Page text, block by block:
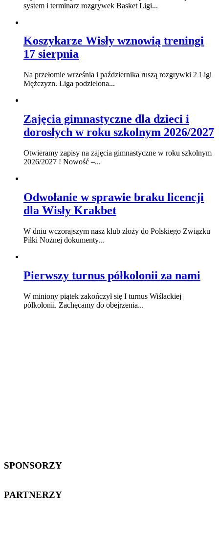
system i terminarz rozgrywek Basket Ligi...
Koszykarze Wisły wznowią treningi
17 sierpnia
Na przełomie września i października ruszą rozgrywki 2 Ligi
Mężczyzn. Liga podzielona...
Zajęcia gimnastyczne dla dzieci i
dorosłych w roku szkolnym 2026/2027
Otwieramy zapisy na zajęcia gimnastyczne w roku szkolnym
2026/2027 ! Nowość –...
Odwołanie w sprawie braku licencji
dla Wisły Krakbet
W dniu wczorajszym nasz klub złoży do Polskiego Związku
Piłki Nożnej dokumenty...
Pierwszy turnus półkolonii za nami
W miniony piątek zakończył się I turnus Wiślackiej
półkolonii. Zachęcamy do obejrzenia...
SPONSORZY
PARTNERZY